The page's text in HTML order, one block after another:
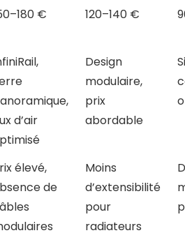
€ 120–140 €
d’air
Design
modulaire,
prix
abordable
élevé,
de
Moins
d’extensibilité
pour
radiateurs